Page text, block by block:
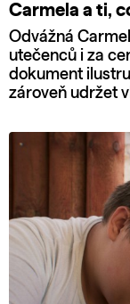
Carmela a ti,
Odvážná
utečenců i za
dokument
zároveň udržet